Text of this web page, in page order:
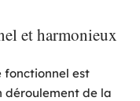
et harmonieux
fonctionnel est
déroulement de la